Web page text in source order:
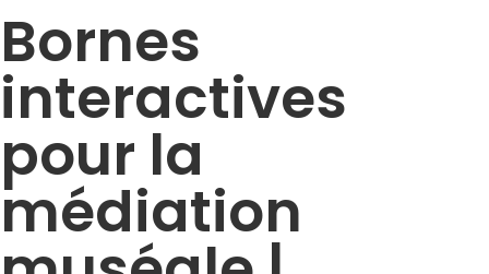
Bornes
interactives
pour la
médiation